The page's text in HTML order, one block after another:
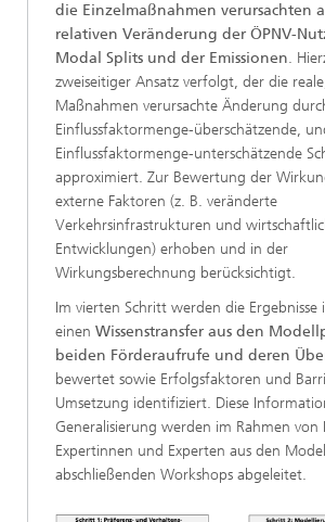
die Einzelmaßnahmen verursachten
relativen Veränderung der ÖPNV-
Modal Splits und der Emissionen.
zweiseitiger Ansatz verfolgt, der die
Maßnahmen verursachte Änderung
Einflussfaktormenge-überschätzende,
Einflussfaktormenge-unterschätzende
approximiert. Zur Bewertung der
externe Faktoren (z. B. veränderte
Verkehrsinfrastrukturen und
Entwicklungen) erhoben und in der
Wirkungsberechnung berücksichtigt.
Im vierten Schritt werden die Ergebnisse
einen Wissenstransfer aus den
beiden Förderaufrufe und deren
bewertet sowie Erfolgsfaktoren und
Umsetzung identifiziert. Diese
Generalisierung werden im Rahmen von
Expertinnen und Experten aus den
abschließenden Workshops abgeleitet.